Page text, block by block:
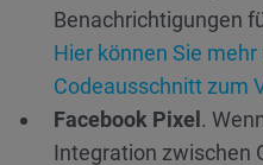
Benachrichtigungen
Hier können Sie
Codeausschnitt zum
Facebook Pixel.
Integration zwischen